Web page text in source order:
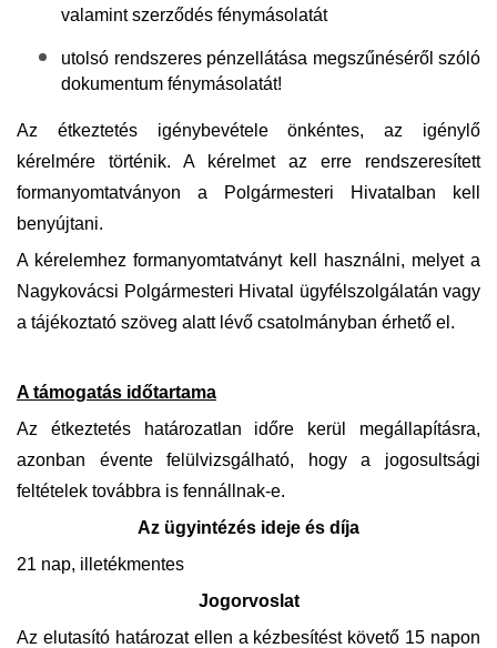
valamint szerződés fénymásolatát
utolsó rendszeres pénzellátása megszűnéséről szóló
dokumentum fénymásolatát!
Az étkeztetés igénybevétele önkéntes, az igénylő
kérelmére történik. A kérelmet az erre rendszeresített
formanyomtatványon a Polgármesteri Hivatalban kell
benyújtani.
A kérelemhez formanyomtatványt kell használni, melyet a
Nagykovácsi Polgármesteri Hivatal ügyfélszolgálatán vagy
a tájékoztató szöveg alatt lévő csatolmányban érhető el.
A támogatás időtartama
Az étkeztetés határozatlan időre kerül megállapításra,
azonban évente felülvizsgálható, hogy a jogosultsági
feltételek továbbra is fennállnak-e.
Az ügyintézés ideje és díja
21 nap, illetékmentes
Jogorvoslat
Az elutasító határozat ellen a kézbesítést követő 15 napon